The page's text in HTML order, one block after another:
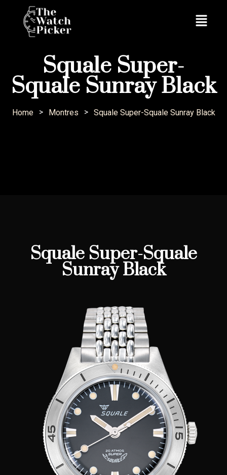
Squale Super-
Squale Sunray Black
Home > Montres > Squale Super-Squale Sunray Black
Squale Super-Squale
Sunray Black